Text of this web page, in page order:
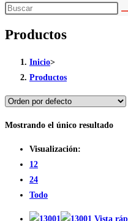
de
la
Productos
Inicio>
Productos
Mostrando el único resultado
Visualización:
12
24
Todo
Vista